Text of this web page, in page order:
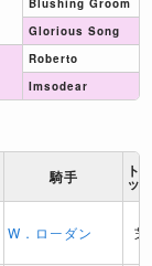
Glorious Song
Roberto
Imsodear
騎手 ト
ッ
W．ローダン 芝